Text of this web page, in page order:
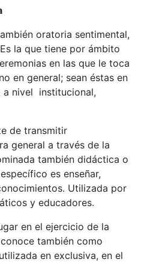
oratoria sentimental,
la que tiene por ámbito
en las que le toca
en general; sean éstas en
a nivel institucional,
de transmitir
general a través de la
también didáctica o
es enseñar,
Utilizada por
y educadores.
en el ejercicio de la
también como
en exclusiva, en el